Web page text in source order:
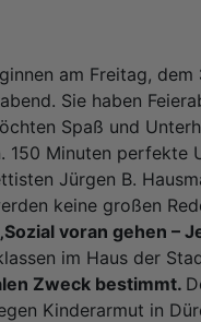
am Freitag, dem
Sie haben
Spaß und
150 Minuten perfekte
Jürgen B.
keine großen
voran gehen –
im Haus der
Zweck bestimmt.
Kinderarmut in